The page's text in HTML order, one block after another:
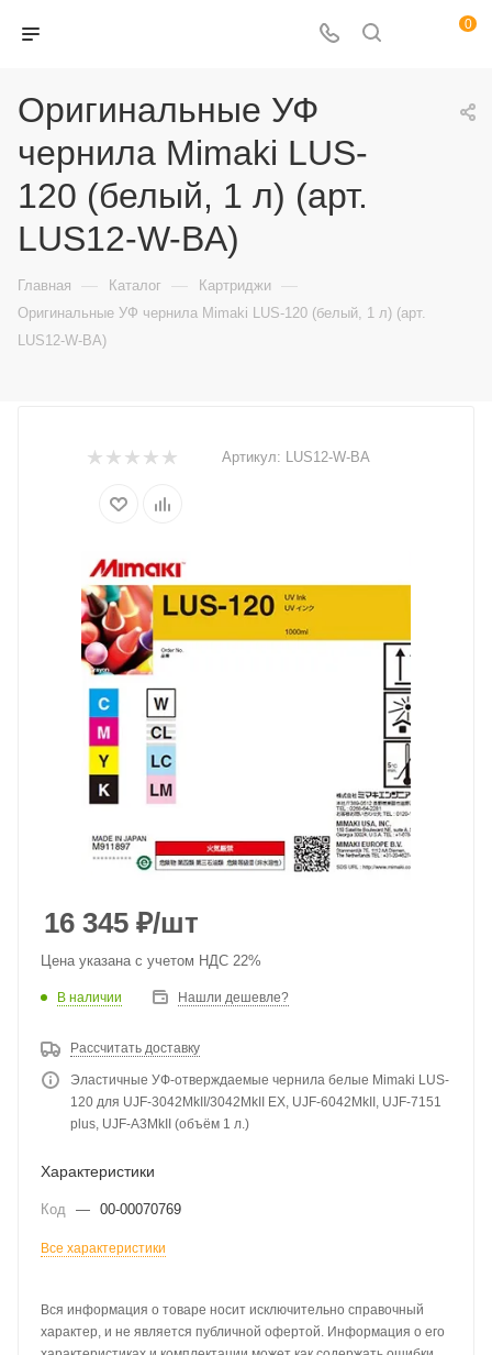
0
Оригинальные УФ
чернила Mimaki LUS-
120 (белый, 1 л) (арт.
LUS12-W-BA)
Главная — Каталог — Картриджи —
Оригинальные УФ чернила Mimaki LUS-120 (белый, 1 л) (арт.
LUS12-W-BA)
Артикул: LUS12-W-BA
16 345 ₽/шт
Цена указана с учетом НДС 22%
В наличии Нашли дешевле?
Рассчитать доставку
Эластичные УФ-отверждаемые чернила белые Mimaki LUS-
120 для UJF-3042MkII/3042MkII EX, UJF-6042MkII, UJF-7151
plus, UJF-A3MkII (объём 1 л.)
Характеристики
Код — 00-00070769
Все характеристики
Вся информация о товаре носит исключительно справочный
характер, и не является публичной офертой. Информация о его